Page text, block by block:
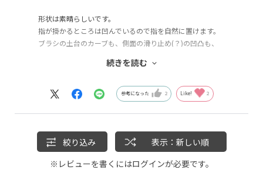
形状は素晴らしいです。
指が掛かるところは凹んでいるので指を自然に置けます。
ブラシの土台のカーブも、側面の滑り止め(？)の凹凸も、
られ使いやすいデザインです。
頭皮に届かない!!スカルプケア出来ませんでした。
タオルドライ後に頭皮ローションを塗り、指で軽くマッサ
ージをした後このブラシを使うと丁度良い刺激でした。
続きを読む
参考になった 2 Like! 2
絞り込み
表示：新しい順
※レビューを書くにはログインが必要です。